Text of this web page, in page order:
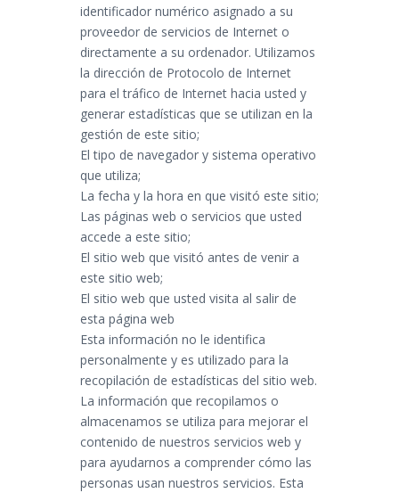
identificador numérico asignado a su
proveedor de servicios de Internet o
directamente a su ordenador. Utilizamos
la dirección de Protocolo de Internet
para el tráfico de Internet hacia usted y
generar estadísticas que se utilizan en la
gestión de este sitio;
El tipo de navegador y sistema operativo
que utiliza;
La fecha y la hora en que visitó este sitio;
Las páginas web o servicios que usted
accede a este sitio;
El sitio web que visitó antes de venir a
este sitio web;
El sitio web que usted visita al salir de
esta página web
Esta información no le identifica
personalmente y es utilizado para la
recopilación de estadísticas del sitio web.
La información que recopilamos o
almacenamos se utiliza para mejorar el
contenido de nuestros servicios web y
para ayudarnos a comprender cómo las
personas usan nuestros servicios. Esta